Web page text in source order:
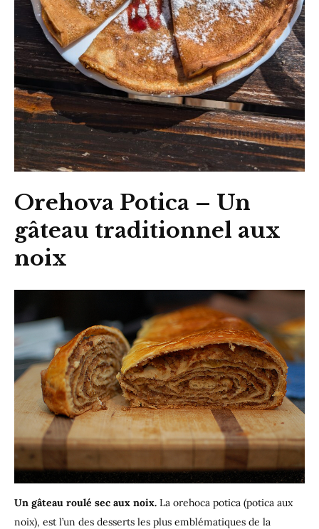
Orehova Potica – Un
gâteau traditionnel aux
noix
Un gâteau roulé sec aux noix. La orehoca potica (potica aux
noix), est l’un des desserts les plus emblématiques de la